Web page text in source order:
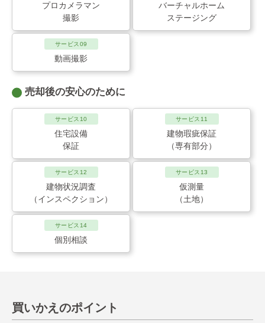
プロカメラマン
撮影
バーチャルホーム
ステージング
サービス09
動画撮影
売却後の安心のために
サービス10
住宅設備
保証
サービス11
建物瑕疵保証
（専有部分）
サービス12
建物状況調査
（インスペクション）
サービス13
仮測量
（土地）
サービス14
個別相談
買いかえのポイント